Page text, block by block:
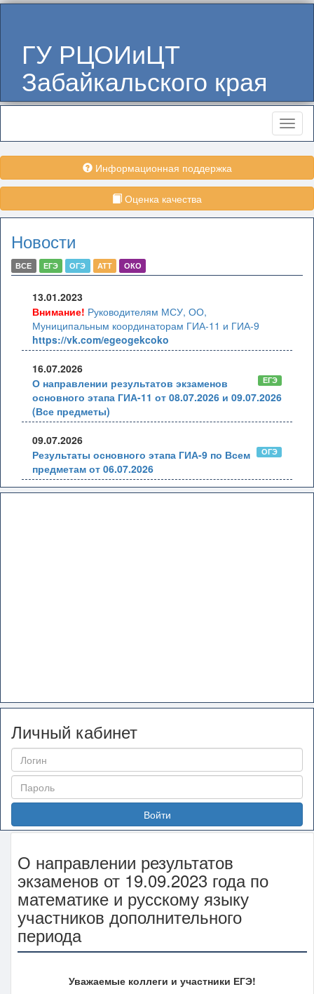
ГУ РЦОИиЦТ
Забайкальского края
Меню
Информационная поддержка
Оценка качества
Новости
ВСЕ ЕГЭ ОГЭ АТТ ОКО
13.01.2023
Внимание! Руководителям МСУ, ОО,
Муниципальным координаторам ГИА-11 и ГИА-9
https://vk.com/egeogekcoko
16.07.2026
ЕГЭ
О направлении результатов экзаменов
основного этапа ГИА-11 от 08.07.2026 и 09.07.2026
(Все предметы)
09.07.2026
ОГЭ
Результаты основного этапа ГИА-9 по Всем
предметам от 06.07.2026
Личный кабинет
Войти
О направлении результатов
экзаменов от 19.09.2023 года по
математике и русскому языку
участников дополнительного
периода
Уважаемые коллеги и участники ЕГЭ!